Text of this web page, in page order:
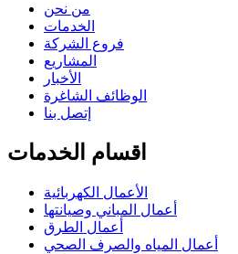
من نحن
الخدمات
فروع الشركة
المشاريع
الأخبار
الوظائف الشاغرة
إتصل بنا
اقسام الخدمات
الأعمال الكهربائية
أعمال المباني وصيانتها
أعمال الطرق
أعمال المياه والصرف الصحي